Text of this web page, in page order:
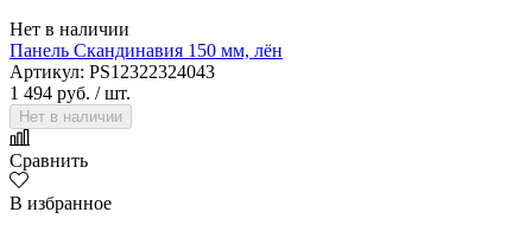
Нет в наличии
Панель Скандинавия 150 мм, лён
Артикул: PS12322324043
1 494 руб. / шт.
Нет в наличии
Сравнить
В избранное